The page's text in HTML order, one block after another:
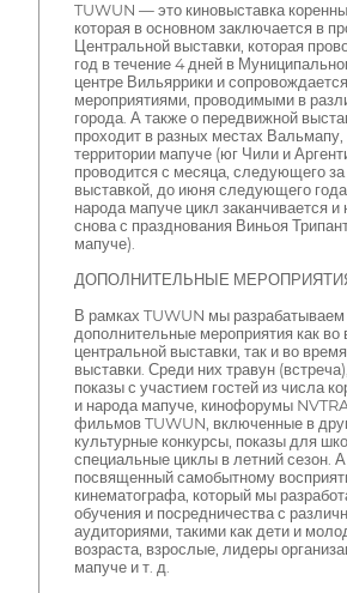
TUWUN — это киновыставка
которая в основном заключается в
Центральной выставки, которая
год в течение 4 дней в
центре Вильяррики и сопровождается
мероприятиями, проводимыми в
города. А также о передвижной
проходит в разных местах Вальмапу,
территории мапуче (юг Чили и
проводится с месяца, следующего
выставкой, до июня следующего
народа мапуче цикл заканчивается и
снова с празднования Виньоя
мапуче).
ДОПОЛНИТЕЛЬНЫЕ
В рамках TUWUN мы
дополнительные мероприятия как во
центральной выставки, так и во
выставки. Среди них травун
показы с участием гостей из числа
и народа мапуче, кинофорумы
фильмов TUWUN, включенные в
культурные конкурсы, показы для
специальные циклы в летний сезон.
посвященный самобытному
кинематографа, который мы
обучения и посредничества с
аудиториями, такими как дети и
возраста, взрослые, лидеры
мапуче и т. д.